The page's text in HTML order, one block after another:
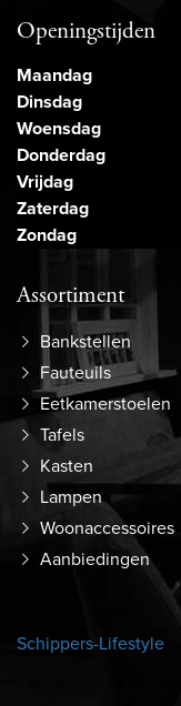
Openingstijden
Maandag
Dinsdag
Woensdag
Donderdag
Vrijdag
Zaterdag
Zondag
Assortiment
Bankstellen
Fauteuils
Eetkamerstoelen
Tafels
Kasten
Lampen
Woonaccessoires
Aanbiedingen
Schippers-Lifestyle